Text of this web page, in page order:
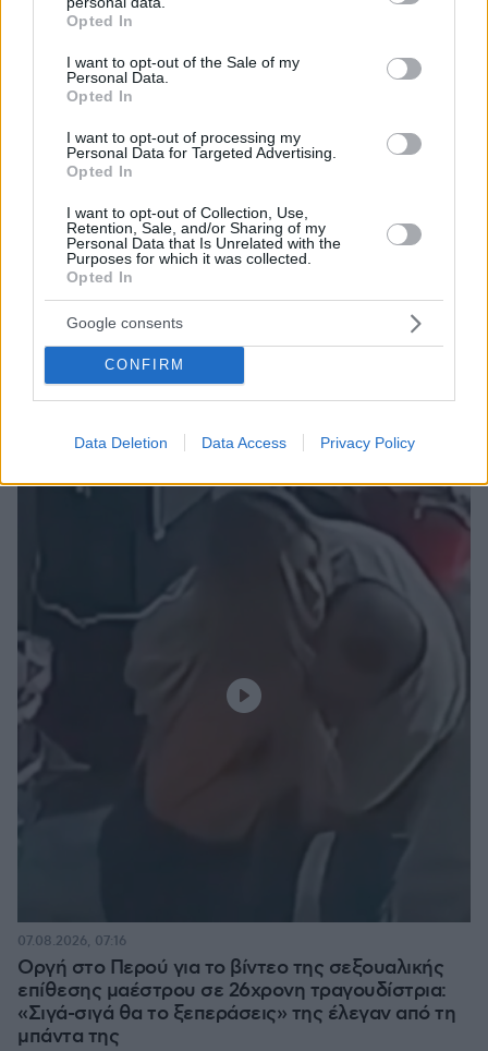
grant or deny consent to Google and its third-party tags to
use your data for below specified purposes in below Google
consent section.
Opted In
I want to opt-out of the Sale of my
Personal Data.
Opted In
I want to opt-out of processing my
Personal Data for Targeted Advertising.
Opted In
I want to opt-out of Collection, Use,
Retention, Sale, and/or Sharing of my
Personal Data that Is Unrelated with the
Purposes for which it was collected.
Opted In
Google consents
CONFIRM
Data Deletion Data Access Privacy Policy
«Δεν το πιστεύουμε», λένε οι Αμερικανοί που
υιοθέτησαν τον Αφγανό στη Λέσβο - Η αρχική
εκδοχή για το φονικό στην Κυψέλη και η σιωπή
07.08.2026, 07:19
Οργή στο Περού για το βίντεο της σεξουαλικής
επίθεσης μαέστρου σε 26χρονη τραγουδίστρια:
«Σιγά-σιγά θα το ξεπεράσεις» της έλεγαν από τη
μπάντα της
07.08.2026, 07:16